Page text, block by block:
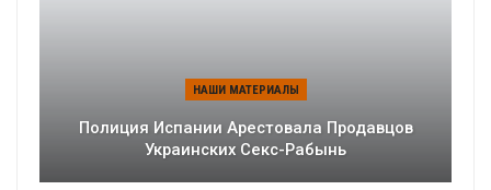
НАШИ МАТЕРИАЛЫ
Полиция Испании Арестовала Продавцов
Украинских Секс-Рабынь